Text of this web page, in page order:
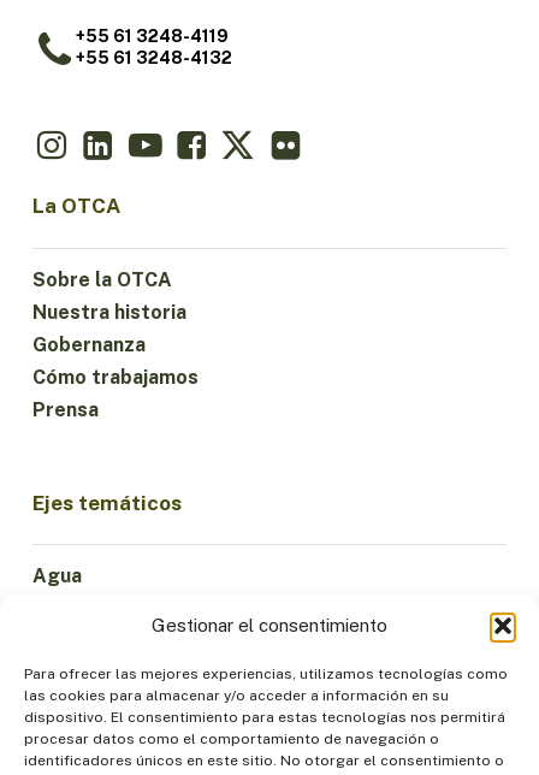
Gestionar el consentimiento
Para ofrecer las mejores experiencias, utilizamos tecnologías como
las cookies para almacenar y/o acceder a información en su
dispositivo. El consentimiento para estas tecnologías nos permitirá
procesar datos como el comportamiento de navegación o
identificadores únicos en este sitio. No otorgar el consentimiento o
+55 61 3248-4119
+55 61 3248-4132
La OTCA
Sobre la OTCA
Nuestra historia
Gobernanza
Cómo trabajamos
Prensa
Ejes temáticos
Agua
Economía Sostenible
Bosques y Biodiversidad
Institucionalidad